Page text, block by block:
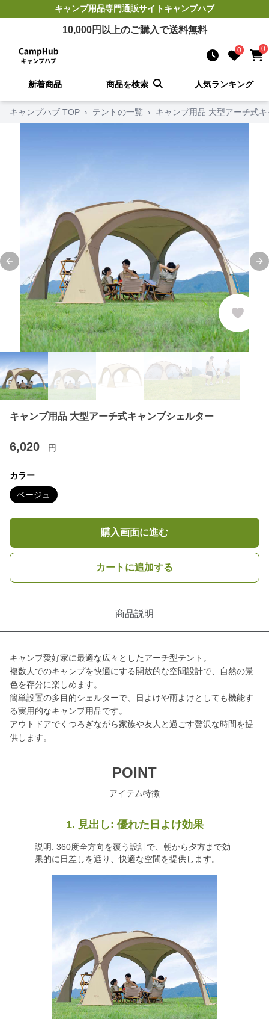
キャンプ用品専門通販サイトキャンプハブ
10,000円以上のご購入で送料無料
0 0
新着商品 商品を検索 人気ランキング
キャンプハブ TOP › テントの一覧 › キャンプ用品 大型アーチ式
Previous slide
キャンプ用品 大型アーチ式キャンプシェルター
6,020 円
カラー
ベージュ
購入画面に進む
カートに追加する
商品説明
キャンプ愛好家に最適な広々としたアーチ型テント。
複数人でのキャンプを快適にする開放的な空間設計で、自然の景
色を存分に楽しめます。
簡単設置の多目的シェルターで、日よけや雨よけとしても機能す
る実用的なキャンプ用品です。
アウトドアでくつろぎながら家族や友人と過ごす贅沢な時間を提
供します。
POINT
アイテム特徴
1. 見出し: 優れた日よけ効果
説明: 360度全方向を覆う設計で、朝から夕方まで効
果的に日差しを遮り、快適な空間を提供します。